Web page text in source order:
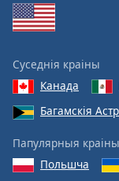
Суседнія краіны
Канада
Багамскія
Папулярныя краіны
Польшча